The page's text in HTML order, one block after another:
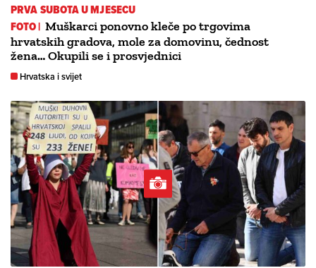
PRVA SUBOTA U MJESECU
FOTO | Muškarci ponovno kleče po trgovima
hrvatskih gradova, mole za domovinu, čednost
žena… Okupili se i prosvjednici
Hrvatska i svijet